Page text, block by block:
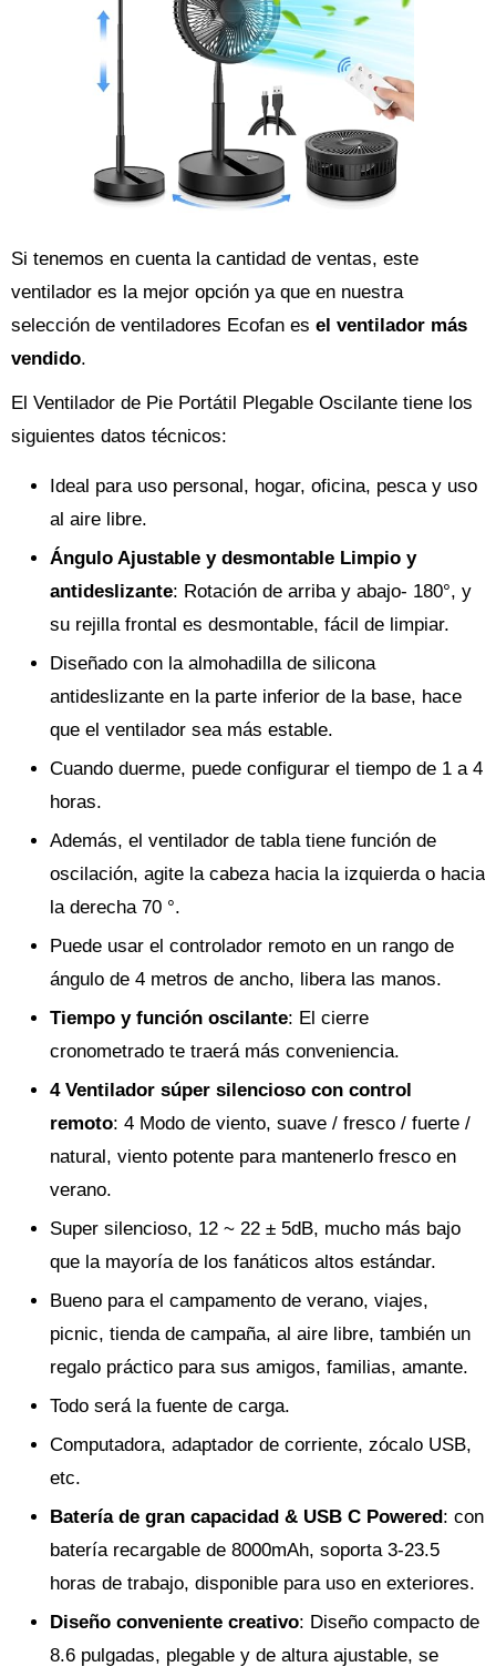
Si tenemos en cuenta la cantidad de ventas, este
ventilador es la mejor opción ya que en nuestra
selección de ventiladores Ecofan es el ventilador más
vendido.
El Ventilador de Pie Portátil Plegable Oscilante tiene los
siguientes datos técnicos:
Ideal para uso personal, hogar, oficina, pesca y uso
al aire libre.
Ángulo Ajustable y desmontable Limpio y
antideslizante: Rotación de arriba y abajo- 180°, y
su rejilla frontal es desmontable, fácil de limpiar.
Diseñado con la almohadilla de silicona
antideslizante en la parte inferior de la base, hace
que el ventilador sea más estable.
Cuando duerme, puede configurar el tiempo de 1 a 4
horas.
Además, el ventilador de tabla tiene función de
oscilación, agite la cabeza hacia la izquierda o hacia
la derecha 70 °.
Puede usar el controlador remoto en un rango de
ángulo de 4 metros de ancho, libera las manos.
Tiempo y función oscilante: El cierre
cronometrado te traerá más conveniencia.
4 Ventilador súper silencioso con control
remoto: 4 Modo de viento, suave / fresco / fuerte /
natural, viento potente para mantenerlo fresco en
verano.
Super silencioso, 12 ~ 22 ± 5dB, mucho más bajo
que la mayoría de los fanáticos altos estándar.
Bueno para el campamento de verano, viajes,
picnic, tienda de campaña, al aire libre, también un
regalo práctico para sus amigos, familias, amante.
Todo será la fuente de carga.
Computadora, adaptador de corriente, zócalo USB,
etc.
Batería de gran capacidad & USB C Powered: con
batería recargable de 8000mAh, soporta 3-23.5
horas de trabajo, disponible para uso en exteriores.
Diseño conveniente creativo: Diseño compacto de
8.6 pulgadas, plegable y de altura ajustable, se